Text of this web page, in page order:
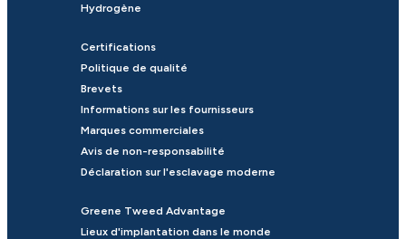
Hydrogène
Certifications
Politique de qualité
Brevets
Informations sur les fournisseurs
Marques commerciales
Avis de non-responsabilité
Déclaration sur l'esclavage moderne
Greene Tweed Advantage
Lieux d'implantation dans le monde